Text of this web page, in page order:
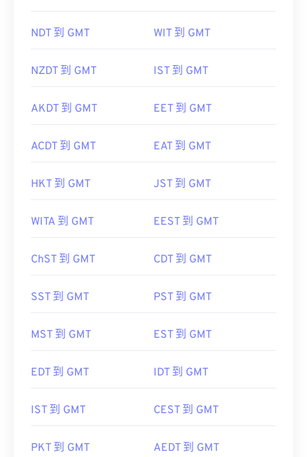
NDT 到 GMT WIT 到 GMT
NZDT 到 GMT IST 到 GMT
AKDT 到 GMT EET 到 GMT
ACDT 到 GMT EAT 到 GMT
HKT 到 GMT JST 到 GMT
WITA 到 GMT EEST 到 GMT
ChST 到 GMT CDT 到 GMT
SST 到 GMT PST 到 GMT
MST 到 GMT EST 到 GMT
EDT 到 GMT IDT 到 GMT
IST 到 GMT CEST 到 GMT
PKT 到 GMT AEDT 到 GMT